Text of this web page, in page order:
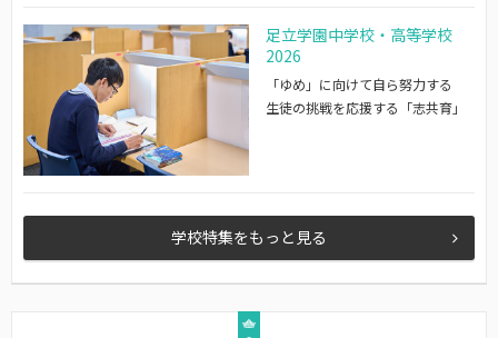
足立学園中学校・高等学校
2026
「ゆめ」に向けて自ら努力する
生徒の挑戦を応援する「志共育」
学校特集をもっと見る